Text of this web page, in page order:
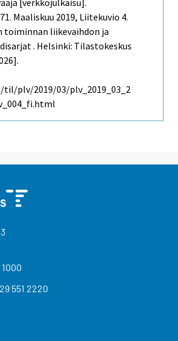
[verkkojulkaisu].
Maaliskuu 2019, Liitekuvio 4.
toiminnan liikevaihdon ja
. Helsinki: Tilastokeskus
plv/2019/03/plv_2019_03_2
1000
551 2220